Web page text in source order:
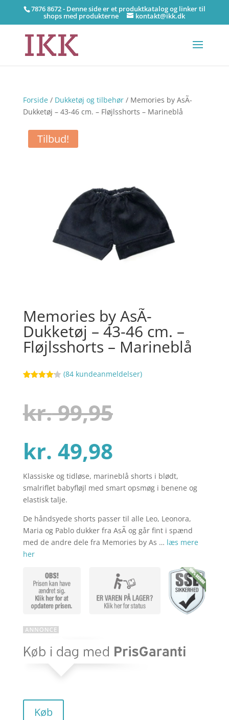
7876 8672 - Denne side er et produktkatalog og linker til
shops med produkterne kontakt@ikk.dk
Forside/ Dukketøj og tilbehør/ Memories by AsÃ­
Dukketøj – 43-46 cm. – Fløjlsshorts – Marineblå
Tilbud!
Memories by AsÃ­
Dukketøj – 43-46 cm. –
Fløjlsshorts – Marineblå
baseret
på
kundebedø
(84 kundeanmeldelser)
kr.99,95
pris
var:
kr. 99,95.
kr. 49,98Den
aktuelle
pris
er:
kr. 49,98.
Klassiske og tidløse, marineblå shorts i blødt,
smalriflet babyfløjl med smart opsmøg i benene og
elastisk talje.
De håndsyede shorts passer til alle Leo, Leonora,
Maria og Pablo dukker fra AsÃ­ og går fint i spænd
med de andre dele fra Memories by As … læs mere
her
Køb